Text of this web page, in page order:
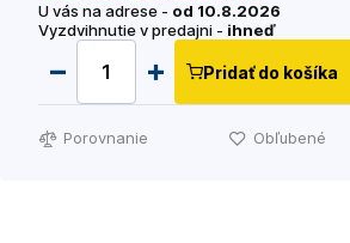
U vás na adrese - od 10.8.2026
Vyzdvihnutie v predajni - ihneď
Pridať do košíka
Porovnanie Obľubené